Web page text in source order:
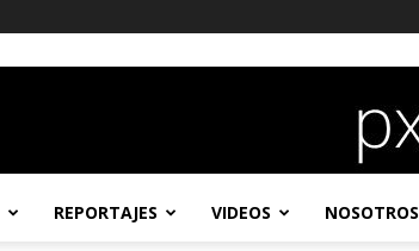
REPORTAJES VIDEOS NOSOTROS